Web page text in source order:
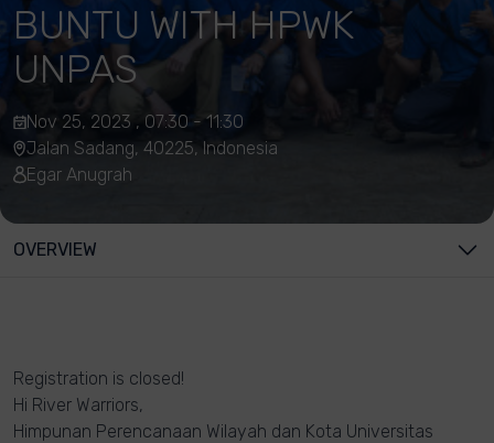
BUNTU WITH HPWK
UNPAS
Nov 25, 2023 , 07:30 - 11:30
Jalan Sadang, 40225, Indonesia
Egar Anugrah
OVERVIEW
Registration is closed!
Hi River Warriors,
Himpunan Perencanaan Wilayah dan Kota Universitas